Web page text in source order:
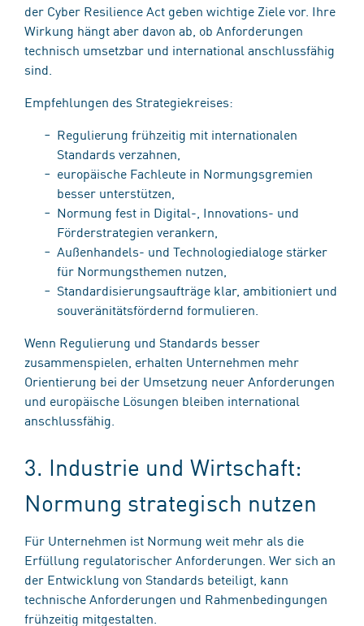
der Cyber Resilience Act geben wichtige Ziele vor. Ihre
Wirkung hängt aber davon ab, ob Anforderungen
technisch umsetzbar und international anschlussfähig
sind.
Empfehlungen des Strategiekreises:
Regulierung frühzeitig mit internationalen
Standards verzahnen,
europäische Fachleute in Normungsgremien
besser unterstützen,
Normung fest in Digital-, Innovations- und
Förderstrategien verankern,
Außenhandels- und Technologiedialoge stärker
für Normungsthemen nutzen,
Standardisierungsaufträge klar, ambitioniert und
souveränitätsfördernd formulieren.
Wenn Regulierung und Standards besser
zusammenspielen, erhalten Unternehmen mehr
Orientierung bei der Umsetzung neuer Anforderungen
und europäische Lösungen bleiben international
anschlussfähig.
3. Industrie und Wirtschaft:
Normung strategisch nutzen
Für Unternehmen ist Normung weit mehr als die
Erfüllung regulatorischer Anforderungen. Wer sich an
der Entwicklung von Standards beteiligt, kann
technische Anforderungen und Rahmenbedingungen
frühzeitig mitgestalten.